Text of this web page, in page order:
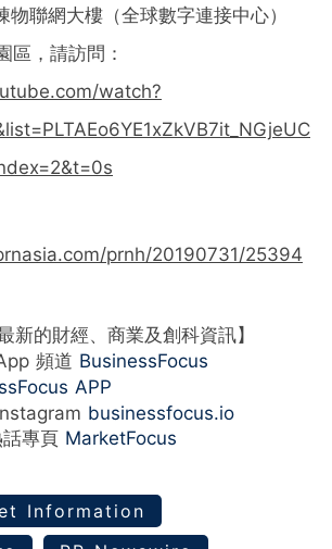
物聯網大樓（全球數字連接中心）
區，請訪問：
watch?
prnh/20190731/25394
新的財經、商業及創科資訊】
頻道 BusinessFocus
APP
businessfocus.io
專頁 MarketFocus
Information